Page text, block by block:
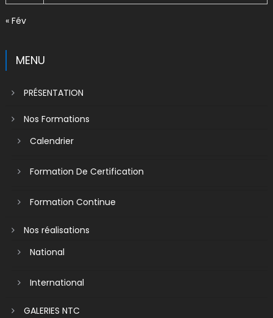
« Fév
MENU
PRÉSENTATION
Nos Formations
Calendrier
Formation De Certification
Formation Continue
Nos réalisations
National
International
GALERIES NTC